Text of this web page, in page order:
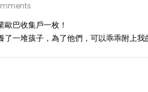
歐巴收集戶一枚！
了一堆孩子，為了他們，可以乖乖附上我